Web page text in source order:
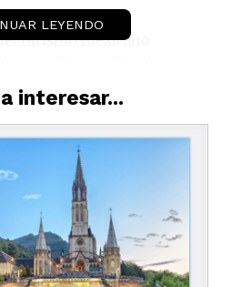
turismo mexicano
nueva región comienza a
entre los viajeros
la Ruta de la Seda y el
Uzbekistán, Azerbaiyán,
despertando el interés
y viajeros culturales
historia y experiencias
LEYENDO
interesar...